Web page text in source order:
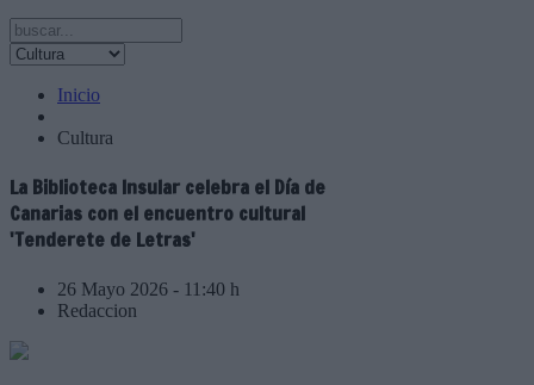
Inicio
Cultura
La Biblioteca Insular celebra el Día de
Canarias con el encuentro cultural
'Tenderete de Letras'
26 Mayo 2026 - 11:40 h
Redaccion